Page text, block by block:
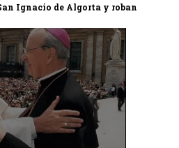
Ignacio de Algorta y roban